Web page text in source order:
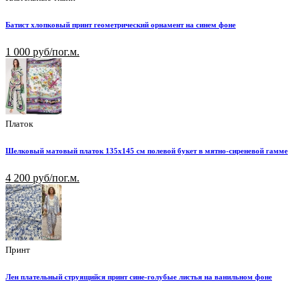
Батист хлопковый принт геометрический орнамент на синем фоне
1 000 руб/пог.м.
Платок
Шелковый матовый платок 135х145 см полевой букет в мятно-сиреневой гамме
4 200 руб/пог.м.
Принт
Лен плательный струящийся принт сине-голубые листья на ванильном фоне